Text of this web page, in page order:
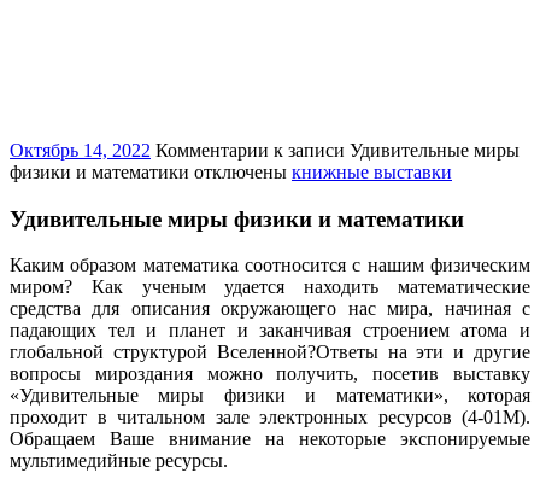
Октябрь 14, 2022 Комментарии к записи Удивительные миры
физики и математики отключены книжные выставки
Удивительные миры физики и математики
Каким образом математика соотносится с нашим физическим
миром? Как ученым удается находить математические
средства для описания окружающего нас мира, начиная с
падающих тел и планет и заканчивая строением атома и
глобальной структурой Вселенной?Ответы на эти и другие
вопросы мироздания можно получить, посетив выставку
«Удивительные миры физики и математики», которая
проходит в читальном зале электронных ресурсов (4-01М).
Обращаем Ваше внимание на некоторые экспонируемые
мультимедийные ресурсы.